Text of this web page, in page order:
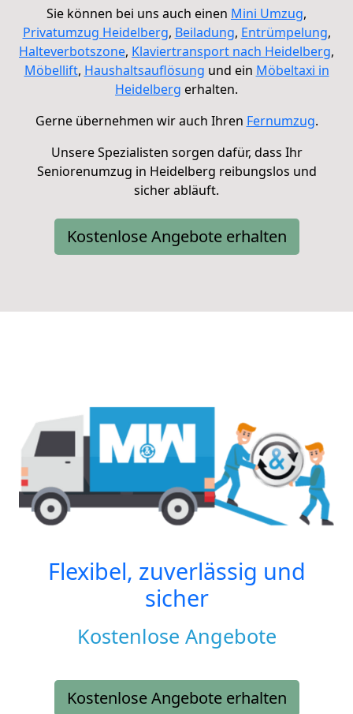
Sie können bei uns auch einen Mini Umzug,
Privatumzug Heidelberg, Beiladung, Entrümpelung,
Halteverbotszone, Klaviertransport nach Heidelberg,
Möbellift, Haushaltsauflösung und ein Möbeltaxi in
Heidelberg erhalten.
Gerne übernehmen wir auch Ihren Fernumzug.
Unsere Spezialisten sorgen dafür, dass Ihr
Seniorenumzug in Heidelberg reibungslos und
sicher abläuft.
Kostenlose Angebote erhalten
Flexibel, zuverlässig und
sicher
Kostenlose Angebote
Kostenlose Angebote erhalten